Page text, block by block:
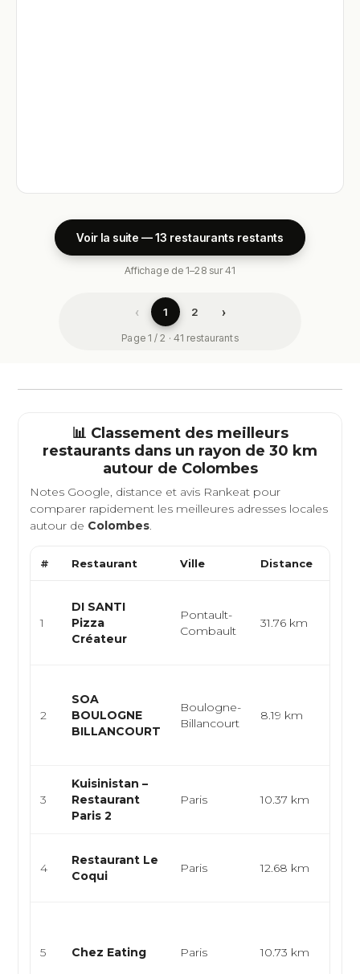
Voir la suite — 13 restaurants restants
Affichage de 1–28 sur 41
‹ 1 2 ›
Page 1 / 2 · 41 restaurants
📊 Classement des meilleurs
restaurants dans un rayon de 30 km
autour de Colombes
Notes Google, distance et avis Rankeat pour
comparer rapidement les meilleures adresses locales
autour de Colombes.
# Restaurant Ville Distance
1
DI SANTI
Pizza
Créateur
Pontault-
Combault
31.76 km
2
SOA
BOULOGNE
BILLANCOURT
Boulogne-
Billancourt
8.19 km
3
Kuisinistan –
Restaurant
Paris 2
Paris 10.37 km
4
Restaurant Le
Coqui
Paris 12.68 km
5 Chez Eating Paris 10.73 km